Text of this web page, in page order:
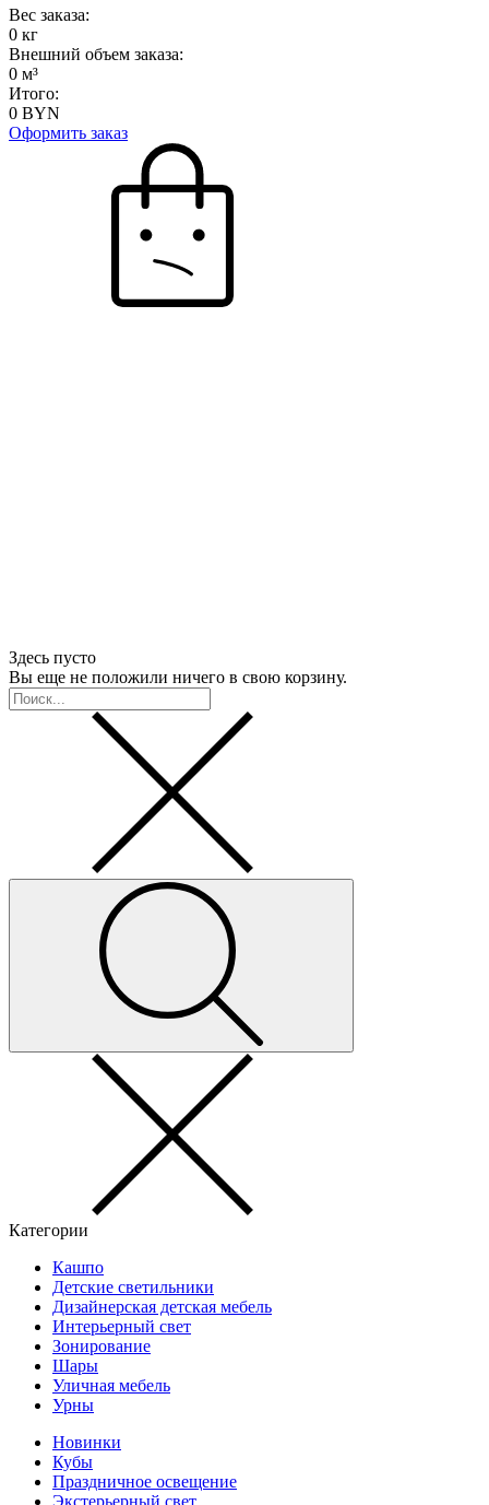
Вес заказа:
0 кг
Внешний объем заказа:
0 м³
Итого:
0 BYN
Оформить заказ
Здесь пусто
Вы еще не положили ничего в свою корзину.
Категории
Кашпо
Детские светильники
Дизайнерская детская мебель
Интерьерный свет
Зонирование
Шары
Уличная мебель
Урны
Новинки
Кубы
Праздничное освещение
Экстерьерный свет